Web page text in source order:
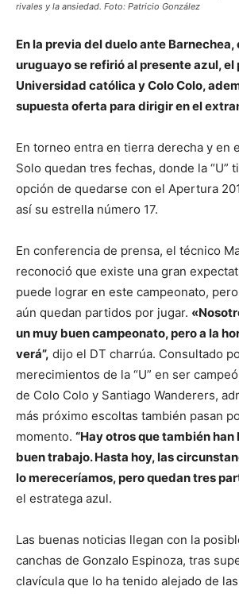
rivales y la ansiedad. Foto: Patricio González
En la previa del duelo ante
uruguayo se refirió al presente azul,
Universidad católica y Colo Colo,
supuesta oferta para dirigir en el
En torneo entra en tierra derecha y en
Solo quedan tres fechas, donde la “U”
opción de quedarse con el Apertura
así su estrella número 17.
En conferencia de prensa, el técnico
reconoció que existe una gran
puede lograr en este campeonato,
aún quedan partidos por jugar.
un muy buen campeonato, pero a la
verá”, dijo el DT charrúa. Consultado
merecimientos de la “U” en ser
de Colo Colo y Santiago Wanderers,
más próximo escoltas también pasan
momento. “Hay otros que también han
buen trabajo. Hasta hoy, las
lo mereceríamos, pero quedan tres
el estratega azul.
Las buenas noticias llegan con la
canchas de Gonzalo Espinoza, tras
clavícula que lo ha tenido alejado de